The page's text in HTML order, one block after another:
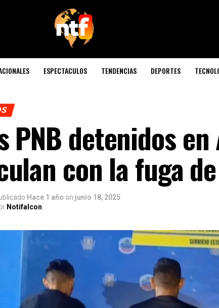
ESPECTACULOS TENDENCIAS DEPORTES
PNB detenidos
con la fuga
Hace 1 año on junio 18, 2025
Notifalcon